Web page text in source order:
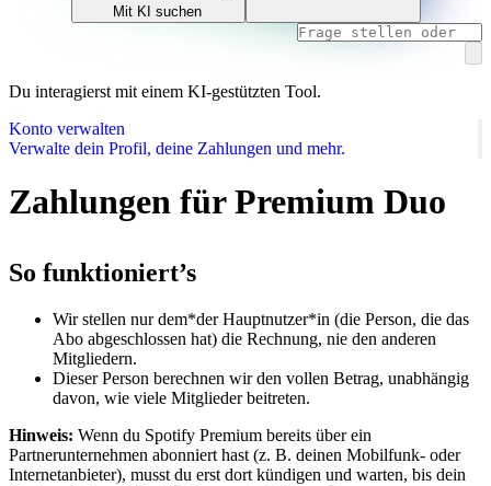
Mit KI suchen
Du interagierst mit einem KI-gestützten Tool.
Konto verwalten
Verwalte dein Profil, deine Zahlungen und mehr.
Zahlungen für Premium Duo
So funktioniert’s
Wir stellen nur dem*der Hauptnutzer*in (die Person, die das
Abo abgeschlossen hat) die Rechnung, nie den anderen
Mitgliedern.
Dieser Person berechnen wir den vollen Betrag, unabhängig
davon, wie viele Mitglieder beitreten.
Hinweis: Wenn du Spotify Premium bereits über ein
Partnerunternehmen abonniert hast (z. B. deinen Mobilfunk- oder
Internetanbieter), musst du erst dort kündigen und warten, bis dein